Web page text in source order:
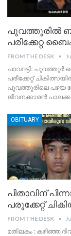
പൂവത്തൂരിൽ
പരിക്കേറ്റ
FROM THE DESK
പാവറട്ടി: പൂവത്തൂർ
പരീക്കേറ്റ്
പൂവത്തൂരിലെ പഴയ
ജീവനക്കാരൻ
OBITUARY
പിതാവിന്
പരുക്കേറ്റ്
FROM THE DESK
മതിലകം : കഴിഞ്ഞ